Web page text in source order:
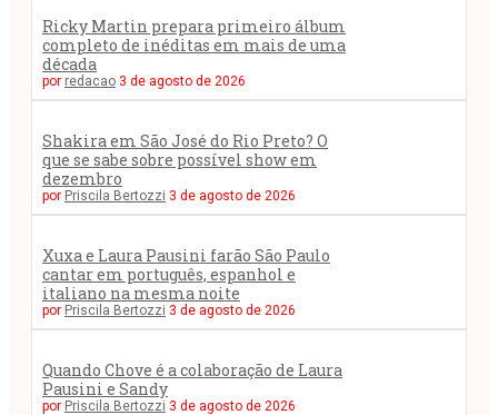
Ricky Martin prepara primeiro álbum
completo de inéditas em mais de uma
década
por redacao 3 de agosto de 2026
Shakira em São José do Rio Preto? O
que se sabe sobre possível show em
dezembro
por Priscila Bertozzi 3 de agosto de 2026
Xuxa e Laura Pausini farão São Paulo
cantar em português, espanhol e
italiano na mesma noite
por Priscila Bertozzi 3 de agosto de 2026
Quando Chove é a colaboração de Laura
Pausini e Sandy
por Priscila Bertozzi 3 de agosto de 2026